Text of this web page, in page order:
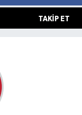
TAKIP ET